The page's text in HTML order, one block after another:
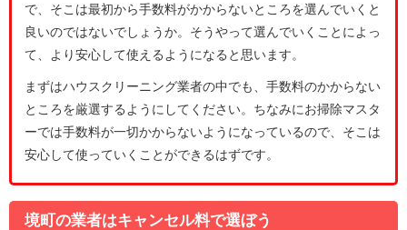
で、そこは最初から手数料がかからないところを選んでいくと
良いのではないでしょうか。そうやって選んでいくことによっ
て、より安心して使えるようになると思います。
まずはハウスクリーニング業者の中でも、手数料のかからない
ところを厳選するようにしてください。ちなみにお掃除マスタ
ーでは手数料が一切かからないようになっているので、そこは
安心して使っていくことができるはずです。
境町の業者はキャンセル料で選ぼう